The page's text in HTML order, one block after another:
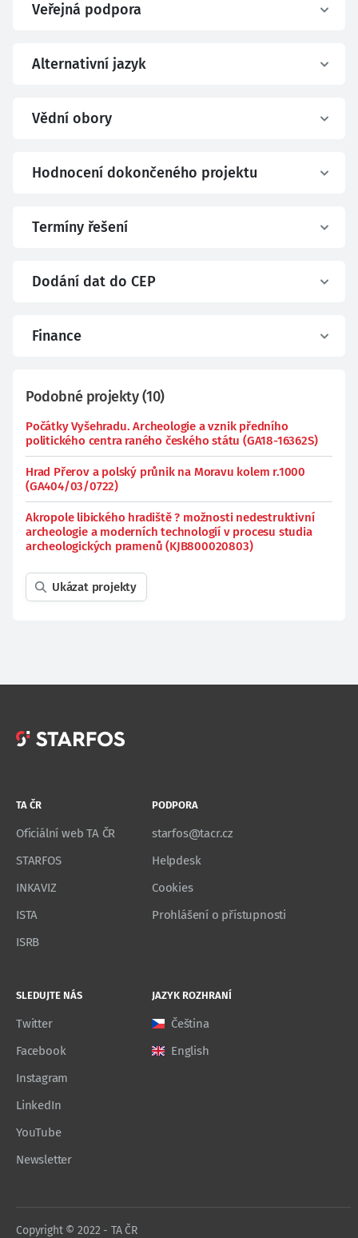
Veřejná podpora
Alternativní jazyk
Vědní obory
Hodnocení dokončeného projektu
Termíny řešení
Dodání dat do CEP
Finance
Podobné projekty(10)
Počátky Vyšehradu. Archeologie a vznik předního
politického centra raného českého státu (GA18-16362S)
Hrad Přerov a polský průnik na Moravu kolem r.1000
(GA404/03/0722)
Akropole libického hradiště ? možnosti nedestruktivní
archeologie a moderních technologií v procesu studia
archeologických pramenů (KJB800020803)
Ukázat projekty
TA ČR
Oficiální web TA ČR
STARFOS
INKAVIZ
ISTA
ISRB
PODPORA
starfos@tacr.cz
Helpdesk
Cookies
Prohlášení o přístupnosti
SLEDUJTE NÁS
Twitter
Facebook
Instagram
LinkedIn
YouTube
Newsletter
JAZYK ROZHRANÍ
Čeština
English
Copyright © 2022 - TA ČR